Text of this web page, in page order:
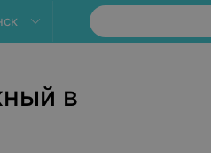
в